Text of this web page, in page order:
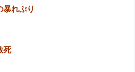
暴れぷり
死